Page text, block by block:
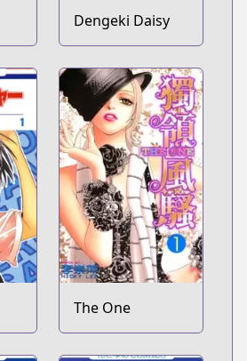
Dengeki Daisy
The One